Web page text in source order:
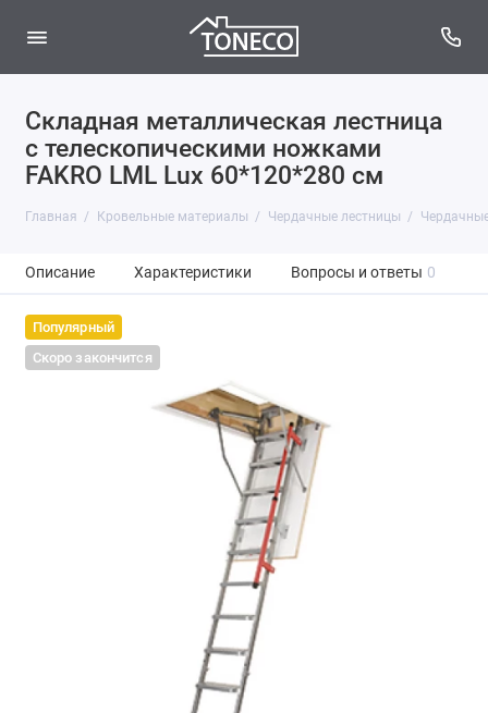
Складная металлическая лестница
с телескопическими ножками
FAKRO LML Lux 60*120*280 см
Главная Кровельные материалы Чердачные лестницы
Описание Характеристики Вопросы и ответы 0
Популярный
Скоро закончится